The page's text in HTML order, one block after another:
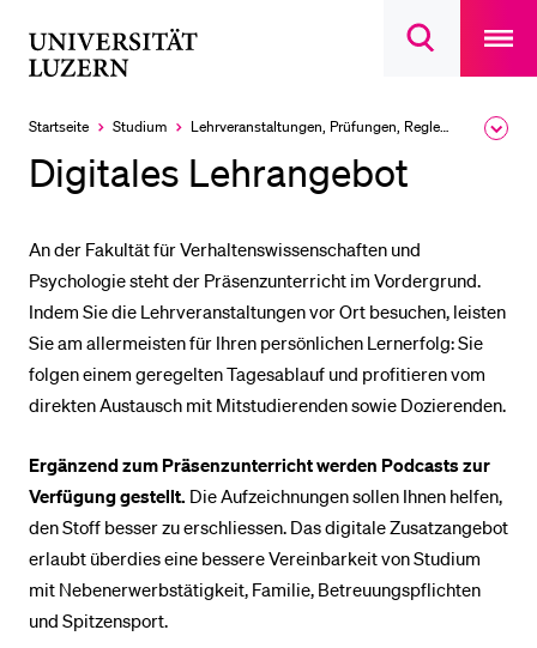
Suchdialog
main
Startseite Studium Lehrveranstaltungen, Prüfungen, Reglemente
Digitales Lehrangebot
An der Fakultät für Verhaltenswissenschaften und
Psychologie steht der Präsenzunterricht im Vordergrund.
Indem Sie die Lehrveranstaltungen vor Ort besuchen, leisten
Sie am allermeisten für Ihren persönlichen Lernerfolg: Sie
folgen einem geregelten Tagesablauf und profitieren vom
direkten Austausch mit Mitstudierenden sowie Dozierenden.
Ergänzend zum Präsenzunterricht werden Podcasts zur
Verfügung gestellt. Die Aufzeichnungen sollen Ihnen helfen,
den Stoff besser zu erschliessen. Das digitale Zusatzangebot
erlaubt überdies eine bessere Vereinbarkeit von Studium
mit Nebenerwerbstätigkeit, Familie, Betreuungspflichten
und Spitzensport.
LETZTE SUCHEN
DIE UNI FÜR…
Studien­interessierte
Studierende
Mitarbeitende
Alumni
Förderer
Medien
BELIEBTE INHALTE